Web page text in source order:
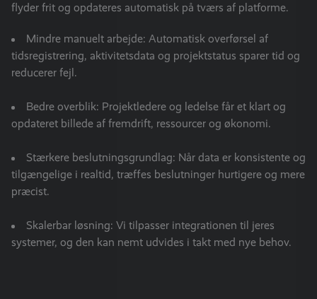
flyder frit og opdateres automatisk på tværs af platforme.
Mindre manuelt arbejde: Automatisk overførsel af
tidsregistrering, aktivitetsdata og projektstatus sparer tid og
reducerer fejl.
Bedre overblik: Projektledere og ledelse får et klart og
opdateret billede af fremdrift, ressourcer og økonomi.
Stærkere beslutningsgrundlag: Når data er konsistente og
tilgængelige i realtid, træffes beslutninger hurtigere og mere
præcist.
Skalerbar løsning: Vi tilpasser integrationen til jeres
systemer, og den kan nemt udvides i takt med nye behov.